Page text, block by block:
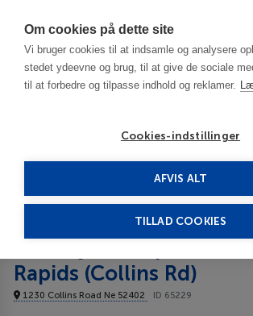
Om cookies på dette site
Vi bruger cookies til at indsamle og analysere
stedet ydeevne og brug, til at give de sociale
til at forbedre og tilpasse indhold og reklamer.
Cookies-indstillinger
AFVIS ALT
TILLAD COOKIES
Cedar Rapids - IA
Holiday Inn Express Cedar Rapids
Rapids (Collins Rd)
1230 Collins Road Ne 52402 ID 65229